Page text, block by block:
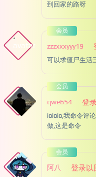
到回家的路呀
会员
zzzxxxyyy19
可以求僵尸生活
会员
登
qwe654
ioioio,我命令评
做,这是命令
会员
登录以
阿八